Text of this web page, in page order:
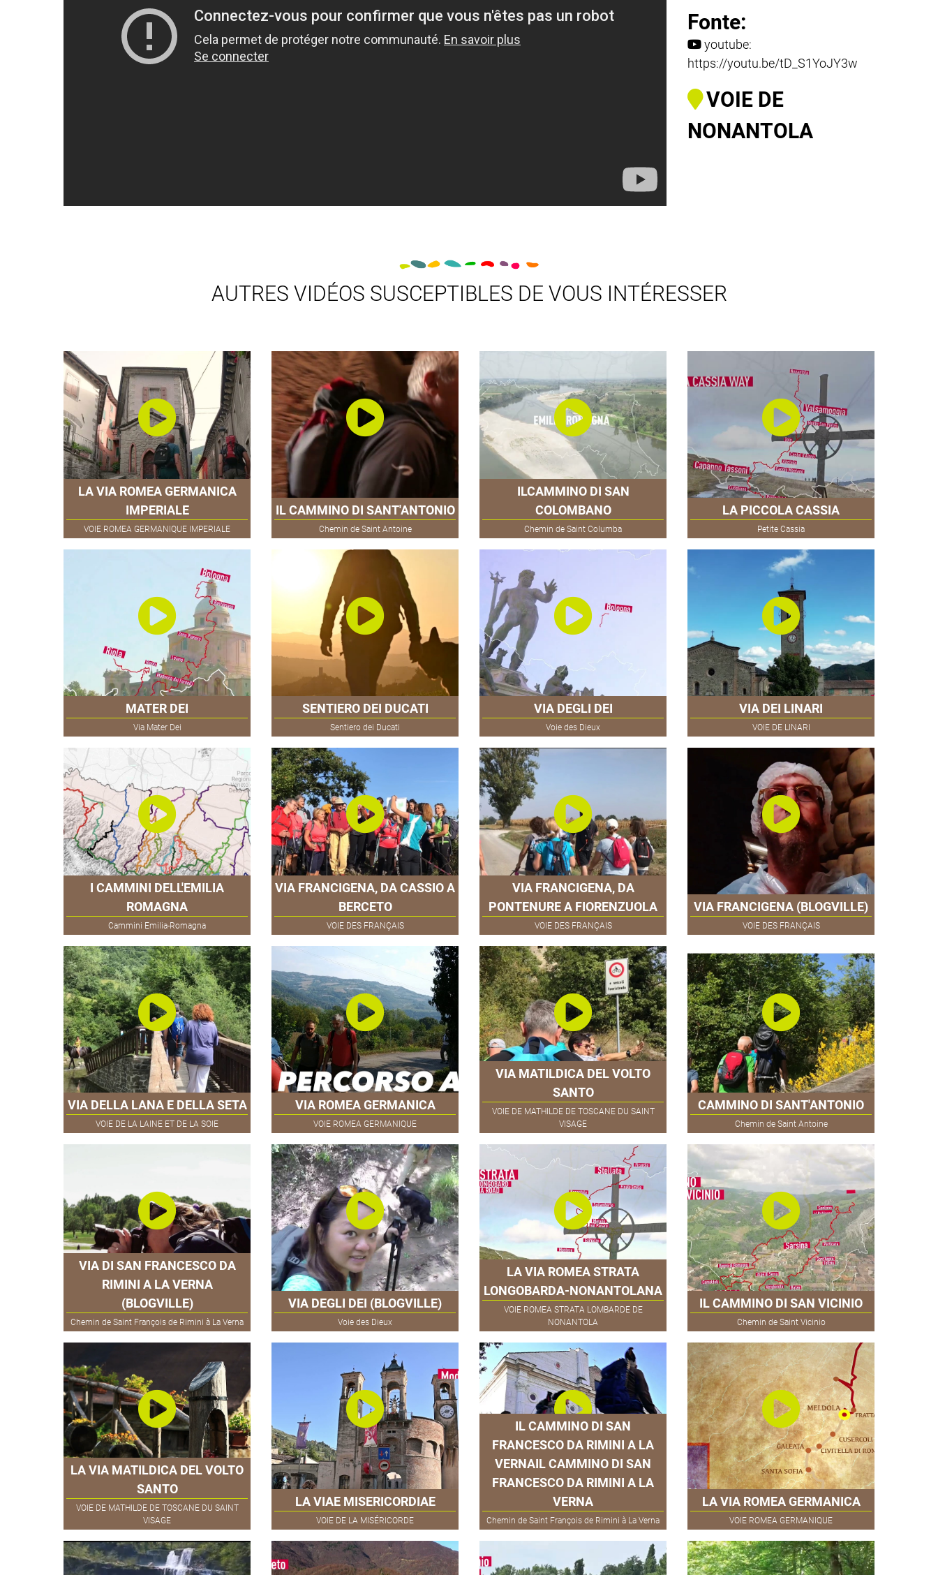
Fonte:
youtube:
https://youtu.be/tD_S1YoJY3w
VOIE DE
NONANTOLA
AUTRES VIDÉOS SUSCEPTIBLES DE VOUS INTÉRESSER
LA VIA ROMEA GERMANICA
IMPERIALE
VOIE ROMEA GERMANIQUE IMPERIALE
IL CAMMINO DI SANT'ANTONIO
Chemin de Saint Antoine
ILCAMMINO DI SAN
COLOMBANO
Chemin de Saint Columba
LA PICCOLA CASSIA
Petite Cassia
MATER DEI
Via Mater Dei
SENTIERO DEI DUCATI
Sentiero dei Ducati
VIA DEGLI DEI
Voie des Dieux
VIA DEI LINARI
VOIE DE LINARI
I CAMMINI DELL'EMILIA
ROMAGNA
Cammini Emilia-Romagna
VIA FRANCIGENA, DA CASSIO A
BERCETO
VOIE DES FRANÇAIS
VIA FRANCIGENA, DA
PONTENURE A FIORENZUOLA
VOIE DES FRANÇAIS
VIA FRANCIGENA (BLOGVILLE)
VOIE DES FRANÇAIS
VIA DELLA LANA E DELLA SETA
VOIE DE LA LAINE ET DE LA SOIE
VIA ROMEA GERMANICA
VOIE ROMEA GERMANIQUE
VIA MATILDICA DEL VOLTO
SANTO
VOIE DE MATHILDE DE TOSCANE DU SAINT
VISAGE
CAMMINO DI SANT'ANTONIO
Chemin de Saint Antoine
VIA DI SAN FRANCESCO DA
RIMINI A LA VERNA
(BLOGVILLE)
Chemin de Saint François de Rimini à La Verna
VIA DEGLI DEI (BLOGVILLE)
Voie des Dieux
LA VIA ROMEA STRATA
LONGOBARDA-NONANTOLANA
VOIE ROMEA STRATA LOMBARDE DE
NONANTOLA
IL CAMMINO DI SAN VICINIO
Chemin de Saint Vicinio
LA VIA MATILDICA DEL VOLTO
SANTO
VOIE DE MATHILDE DE TOSCANE DU SAINT
VISAGE
LA VIAE MISERICORDIAE
VOIE DE LA MISÉRICORDE
IL CAMMINO DI SAN
FRANCESCO DA RIMINI A LA
VERNAIL CAMMINO DI SAN
FRANCESCO DA RIMINI A LA
VERNA
Chemin de Saint François de Rimini à La Verna
LA VIA ROMEA GERMANICA
VOIE ROMEA GERMANIQUE